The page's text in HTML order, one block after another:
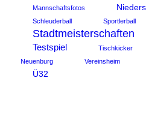
Mannschaftsfotos
Schleuderball Sportlerball
Stadtmeisterschaften
Testspiel Tischkicker
Neuenburg
Vereinsheim
Ü32